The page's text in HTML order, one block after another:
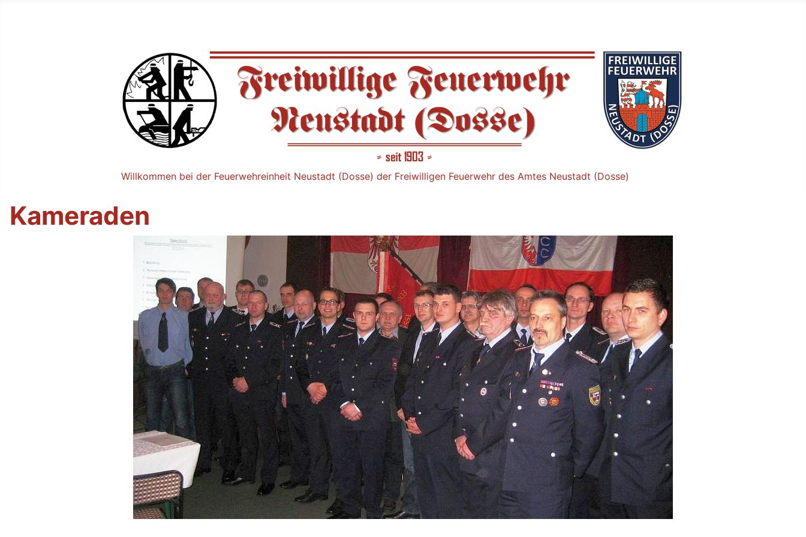
Willkommen bei der Feuerwehreinheit Neustadt (Dosse) der Freiwilligen Feuerwehr des Amtes Neustadt (Dosse)
Kameraden